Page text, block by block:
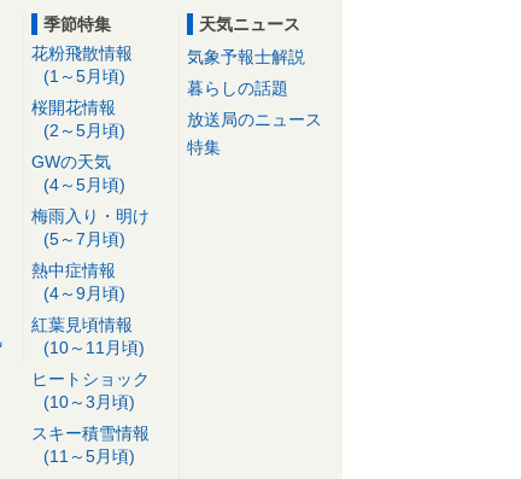
季節特集
花粉飛散情報
(1～5月頃)
桜開花情報
(2～5月頃)
GWの天気
(4～5月頃)
梅雨入り・明け
(5～7月頃)
熱中症情報
(4～9月頃)
紅葉見頃情報
(10～11月頃)
ヒートショック
(10～3月頃)
スキー積雪情報
(11～5月頃)
天気ニュース
気象予報士解説
暮らしの話題
放送局のニュース
特集